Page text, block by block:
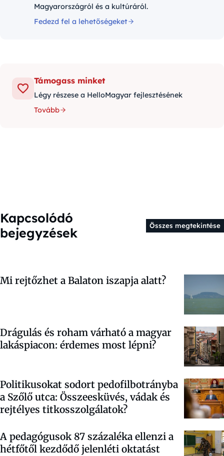
Magyarországról és a kultúráról.
Fedezd fel a lehetőségeket
Támogass minket
Légy részese a HelloMagyar fejlesztésének
Tovább
Kapcsolódó
bejegyzések
Összes megtekintése
Mi rejtőzhet a Balaton iszapja alatt?
Drágulás és roham várható a magyar
lakáspiacon: érdemes most lépni?
Politikusokat sodort pedofilbotrányba
a Szőlő utca: Összeesküvés, vádak és
rejtélyes titkosszolgálatok?
A pedagógusok 87 százaléka ellenzi a
hétfőtől kezdődő jelenléti oktatást